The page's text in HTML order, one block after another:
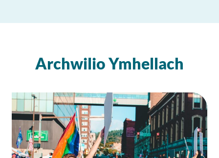
Archwilio Ymhellach